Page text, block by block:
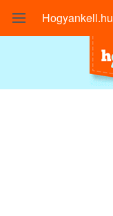
Hogyankell.hu